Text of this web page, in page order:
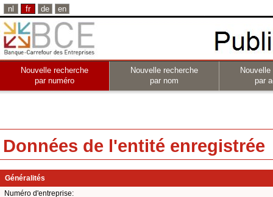
nl fr de en
Nouvelle recherche
par numéro
Nouvelle recherche
par nom
par
Données de l'entité enregistrée
Généralités
Numéro d'entreprise: